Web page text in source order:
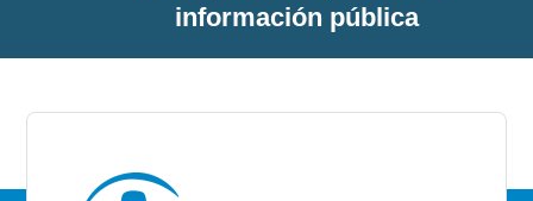
información pública